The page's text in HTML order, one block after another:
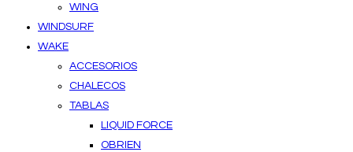
WING
WINDSURF
WAKE
ACCESORIOS
CHALECOS
TABLAS
LIQUID FORCE
OBRIEN